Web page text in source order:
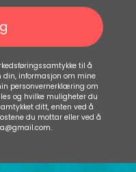
til å
informasjon om mine
personvernerklæring om
og hvilke muligheter du
ditt, enten ved å
du mottar eller ved å